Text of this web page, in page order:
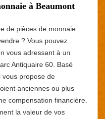
à Beaumont
de pièces de monnaie
? Vous pouvez
vous adressant à un
Antiquaire 60. Basé
vous propose de
anciennes ou plus
compensation financière.
la valeur de vos